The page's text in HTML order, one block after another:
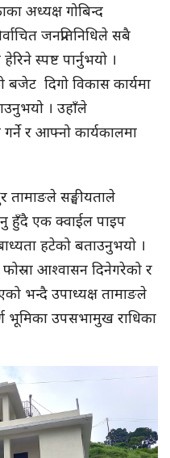
अध्यक्ष गोबिन्द
जनप्रतिनिधिले सबै
स्पष्ट पार्नुभयो ।
दिगो विकास कार्यमा
। उहाँले
र आफ्नो कार्यकालमा
तामाङले सङ्घीयताले
हुँदै एक क्वाईल पाइप
हटेको बताउनुभयो ।
आश्वासन दिनेगरेको र
भन्दै उपाध्यक्ष तामाङले
भूमिका उपसभामुख राधिका